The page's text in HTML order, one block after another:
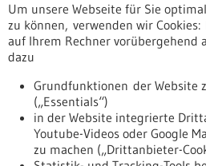
Erscheinungsdatum
Um unsere Webseite für Sie
zu können, verwenden wir
auf Ihrem Rechner vorübergehend
dazu
Grundfunktionen der Website
(„Essentials“)
in der Website integrierte
Youtube-Videos oder Google
zu machen („Drittanbieter-